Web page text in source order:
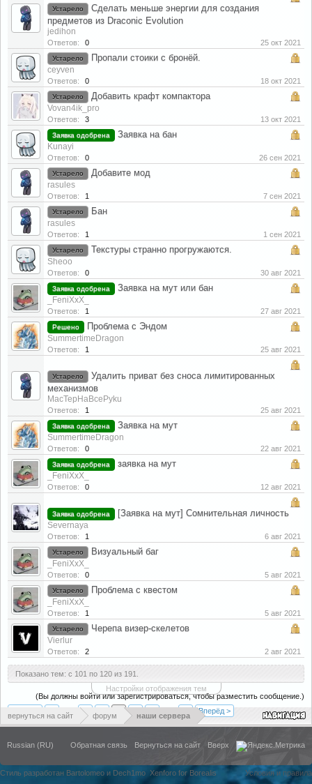
Устарело
Сделать меньше энергии для создания
предметов из Draconic Evolution
jedihon
Ответов: 0 25 окт 2021
Устарело Пропали стоики с бронёй.
ceyven
Ответов: 0 18 окт 2021
Устарело Добавить крафт компактора
Vovan4ik_pro
Ответов: 3 13 окт 2021
Заявка одобрена Заявка на бан
Kunayi
Ответов: 0 26 сен 2021
Устарело Добавите мод
rasules
Ответов: 1 7 сен 2021
Устарело Бан
rasules
Ответов: 1 1 сен 2021
Устарело Текстуры странно прогружаются.
Sheoo
Ответов: 0 30 авг 2021
Заявка одобрена Заявка на мут или бан
_FeniXxX_
Ответов: 1 27 авг 2021
Решено Проблема с Эндом
SummertimeDragon
Ответов: 1 25 авг 2021
Устарело
Удалить приват без сноса лимитированных
механизмов
MacTepHaBcePyku
Ответов: 1 25 авг 2021
Заявка одобрена Заявка на мут
SummertimeDragon
Ответов: 0 22 авг 2021
Заявка одобрена заявка на мут
_FeniXxX_
Ответов: 0 12 авг 2021
Заявка одобрена [Заявка на мут] Сомнительная личность
Severnaya
Ответов: 1 6 авг 2021
Устарело Визуальный баг
_FeniXxX_
Ответов: 0 5 авг 2021
Устарело Проблема с квестом
_FeniXxX_
Ответов: 1 5 авг 2021
Устарело Черепа визер-скелетов
Vierlur
Ответов: 2 2 авг 2021
Показано тем: с 101 по 120 из 191.
Настройки отображения тем
(Вы должны войти или зарегистрироваться, чтобы разместить сообщение.)
← 4 Вперёд >
вернуться на сайт форум наши сервера
Russian (RU) Обратная связь Вернуться на сайт Вверх
Стиль разработан Bartolomeo и Dech1mo Xenforo for Borealis Условия и правила